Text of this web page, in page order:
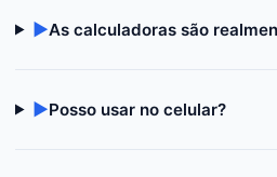
▶As calculadoras são
▶Posso usar no celular?